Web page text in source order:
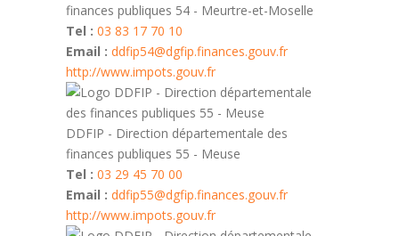
finances publiques 54 - Meurtre-et-Moselle
Tel : 03 83 17 70 10
Email : ddfip54@dgfip.finances.gouv.fr
http://www.impots.gouv.fr
DDFIP - Direction départementale des
finances publiques 55 - Meuse
Tel : 03 29 45 70 00
Email : ddfip55@dgfip.finances.gouv.fr
http://www.impots.gouv.fr